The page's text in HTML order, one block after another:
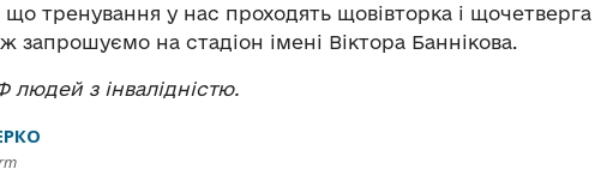
тренування у нас проходять щовівторка і щочетверга
запрошуємо на стадіон імені Віктора Баннікова.
людей з інвалідністю.